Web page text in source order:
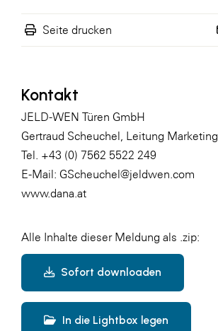
Seite drucken
Kontakt
JELD-WEN Türen GmbH
Gertraud Scheuchel, Leitung Marketing
Tel. +43 (0) 7562 5522 249
E-Mail: GScheuchel@jeldwen.com
www.dana.at
Alle Inhalte dieser Meldung als .zip:
Sofort downloaden
In die Lightbox legen